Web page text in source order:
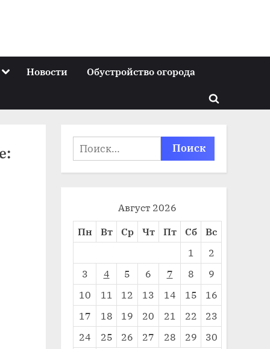
ToggleНовости Обустройство огорода
Toggle
form
Найти:
Август 2026
Пн
Вт Ср Чт Пт Сб
Вс
1
2
3
4 5 6 7 8
9
10
11 12 13 14 15
16
17
18 19 20 21 22
23
24
25 26 27 28 29
30